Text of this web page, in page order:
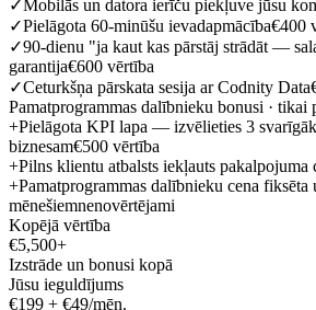
✓Mobilās un datora ierīču piekļuve jūsu
✓Pielāgota 60-minūšu ievadapmācība€400
✓90-dienu "ja kaut kas pārstāj strādāt —
garantija€600 vērtība
✓Ceturkšņa pārskata sesija ar Codnity Data
Pamatprogrammas dalībnieku bonusi · tikai
+Pielāgota KPI lapa — izvēlieties 3
biznesam€500 vērtība
+Pilns klientu atbalsts iekļauts pakalpojuma
+Pamatprogrammas dalībnieku cena fiksēta
mēnešiemnenovērtējami
Kopējā vērtība
€5,500+
Izstrāde un bonusi kopā
Jūsu ieguldījums
€199 + €49/mēn.